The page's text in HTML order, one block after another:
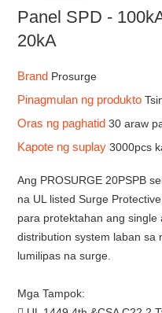
Panel SPD -
20kA
Brand Prosurge
Pinagmulan ng produkto
Oras ng paghatid30 araw
Kapote ng suplay3000pcs
Ang PROSURGE 20PSPB
na UL listed Surge
para protektahan ang
distribution system laban sa
lumilipas na surge.
Mga Tampok: